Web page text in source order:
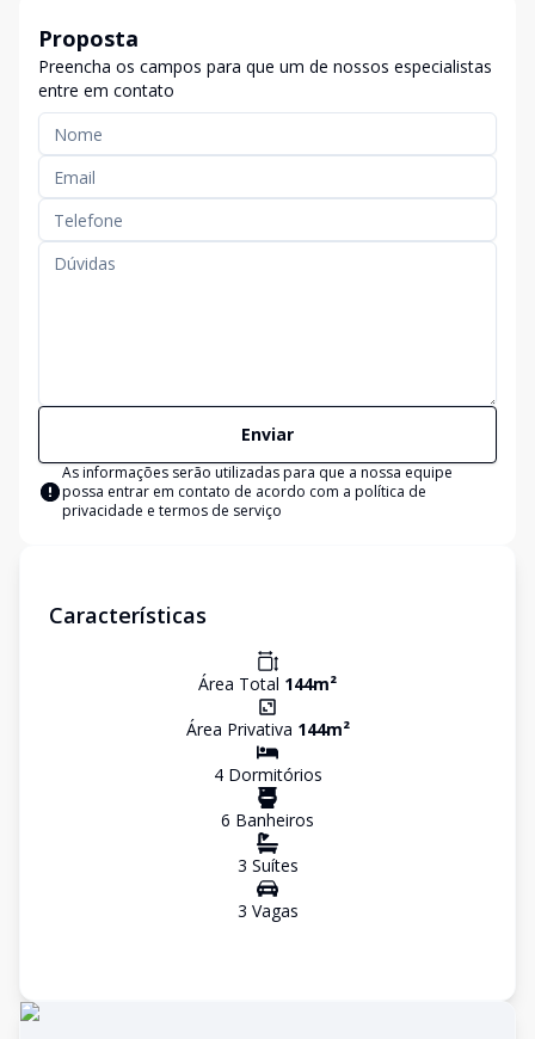
Proposta
Preencha os campos para que um de nossos especialistas
entre em contato
Enviar
As informações serão utilizadas para que a nossa equipe
possa entrar em contato de acordo com a política de
privacidade e termos de serviço
Características
Área Total 144m²
Área Privativa 144m²
4Dormitórios
6 Banheiros
3 Suítes
3 Vagas